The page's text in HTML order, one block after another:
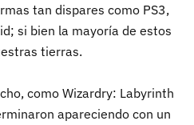
tan dispares como PS3,
si bien la mayoría de estos
tierras.
como Wizardry: Labyrinth
apareciendo con un